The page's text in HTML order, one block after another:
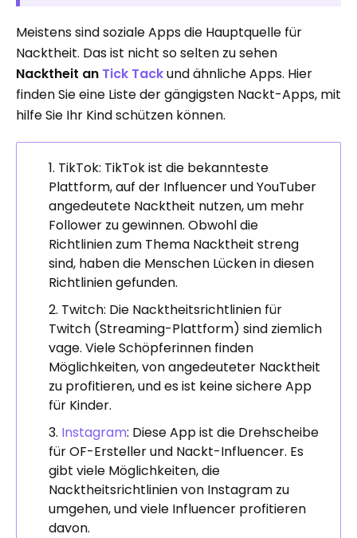
Meistens sind soziale Apps die Hauptquelle für
Nacktheit. Das ist nicht so selten zu sehen
Nacktheit an Tick ​​Tackund ähnliche Apps. Hier
finden Sie eine Liste der gängigsten Nackt-Apps, mit
hilfe Sie Ihr Kind schützen können.
TikTok: TikTok ist die bekannteste
Plattform, auf der Influencer und YouTuber
angedeutete Nacktheit nutzen, um mehr
Follower zu gewinnen. Obwohl die
Richtlinien zum Thema Nacktheit streng
sind, haben die Menschen Lücken in diesen
Richtlinien gefunden.
Twitch: Die Nacktheitsrichtlinien für
Twitch (Streaming-Plattform) sind ziemlich
vage. Viele Schöpferinnen finden
Möglichkeiten, von angedeuteter Nacktheit
zu profitieren, und es ist keine sichere App
für Kinder.
Instagram: Diese App ist die Drehscheibe
für OF-Ersteller und Nackt-Influencer. Es
gibt viele Möglichkeiten, die
Nacktheitsrichtlinien von Instagram zu
umgehen, und viele Influencer profitieren
davon.